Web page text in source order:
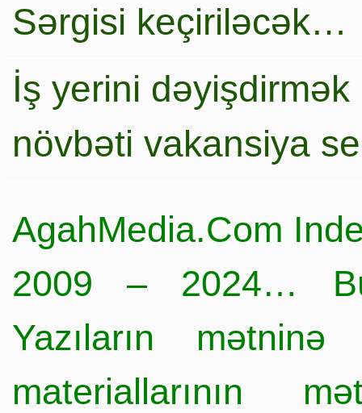
Sərgisi keçiriləcək…
İş yerini
növbəti vakansiya
AgahMedia.Com
2009 – 2024…
Yazıların
materiallarının